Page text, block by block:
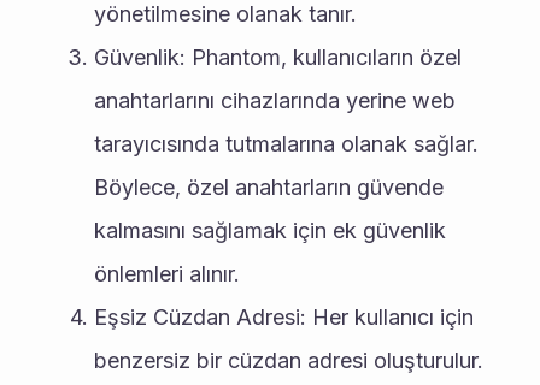
yönetilmesine olanak tanır.
Güvenlik: Phantom, kullanıcıların özel
anahtarlarını cihazlarında yerine web
tarayıcısında tutmalarına olanak sağlar.
Böylece, özel anahtarların güvende
kalmasını sağlamak için ek güvenlik
önlemleri alınır.
Eşsiz Cüzdan Adresi: Her kullanıcı için
benzersiz bir cüzdan adresi oluşturulur.